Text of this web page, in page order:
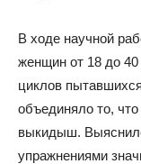
В ходе научной
женщин от 18 до 40
циклов
объединяло то,
выкидыш.
упражнениями